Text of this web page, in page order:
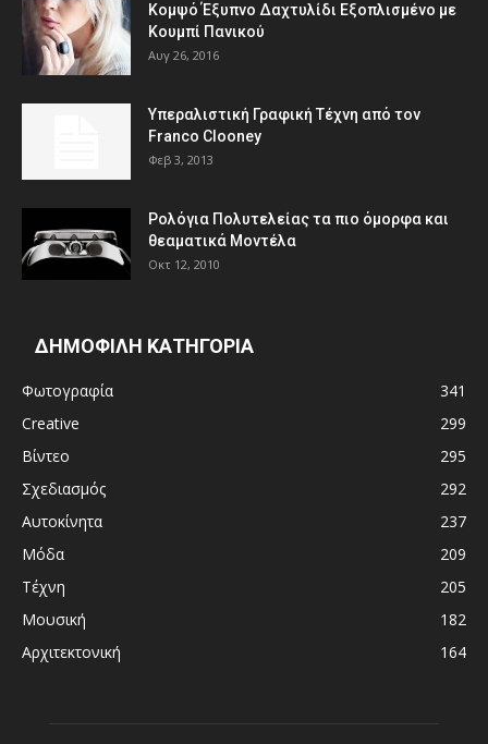
Κομψό Έξυπνο Δαχτυλίδι Εξοπλισμένο με
Κουμπί Πανικού
Αυγ 26, 2016
Υπεραλιστική Γραφική Τέχνη από τον
Franco Clooney
Φεβ 3, 2013
Ρολόγια Πολυτελείας τα πιο όμορφα και
θεαματικά Μοντέλα
Οκτ 12, 2010
ΔΗΜΟΦΙΛΗ ΚΑΤΗΓΟΡΙΑ
Φωτογραφία
341
Creative
299
Βίντεο
295
Σχεδιασμός
292
Αυτοκίνητα
237
Μόδα
209
Τέχνη
205
Μουσική
182
Αρχιτεκτονική
164